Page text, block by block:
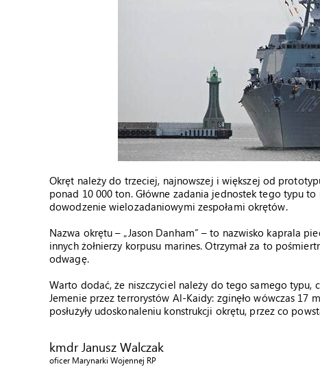
Okręt należy do trzeciej, najnowszej i większej od
ponad 10 000 ton. Główne zadania jednostek tego typu
dowodzenie wielozadaniowymi zespołami okrętów.
Nazwa okrętu – „Jason Danham” – to nazwisko kaprala
innych żołnierzy korpusu marines. Otrzymał za to
odwagę.
Warto dodać, że niszczyciel należy do tego samego typu,
Jemenie przez terrorystów Al-Kaidy: zginęło wówczas 17
posłużyły udoskonaleniu konstrukcji okrętu, przez co
kmdr Janusz Walczak
oficer Marynarki Wojennej RP